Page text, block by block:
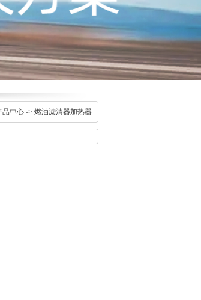
品中心-> 燃油滤清器加热器